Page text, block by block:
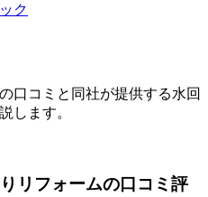
ク
口コミと同社が提供する水回
します。
リフォームの口コミ評